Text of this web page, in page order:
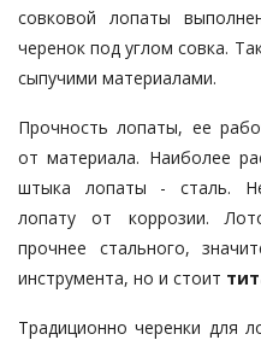
совковой лопаты
черенок под углом совка.
сыпучими материалами.
Прочность лопаты, ее
от материала. Наиболее
штыка лопаты - сталь.
лопату от коррозии.
прочнее стального,
инструмента, но и стоит
Традиционно черенки для